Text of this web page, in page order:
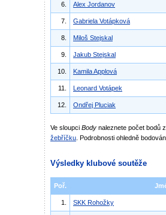
6. Alex Jordanov
7. Gabriela Votápková
8. Miloš Stejskal
9. Jakub Stejskal
10. Kamila Applová
11. Leonard Votápek
12. Ondřej Pluciak
Ve sloupci Body naleznete počet bodů
žebříčku . Podrobnosti ohledně
Výsledky klubové soutěže
Poř.
1. SKK Rohožky